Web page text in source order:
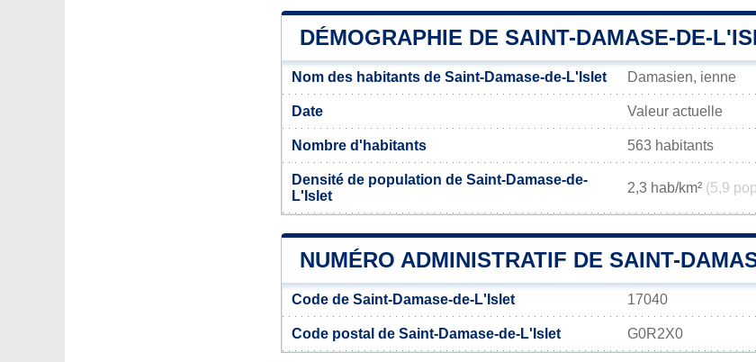
DÉMOGRAPHIE DE SAINT-DAMASE-DE-
Nom des habitants de Saint-Damase-de-L'Islet Damasien, ienne
Date Valeur actuelle
Nombre d'habitants 563 habitants
Densité de population de Saint-Damase-de-
L'Islet
2,3 hab/km² (5,9
NUMÉRO ADMINISTRATIF DE SAINT-
Code de Saint-Damase-de-L'Islet 17040
Code postal de Saint-Damase-de-L'Islet G0R2X0